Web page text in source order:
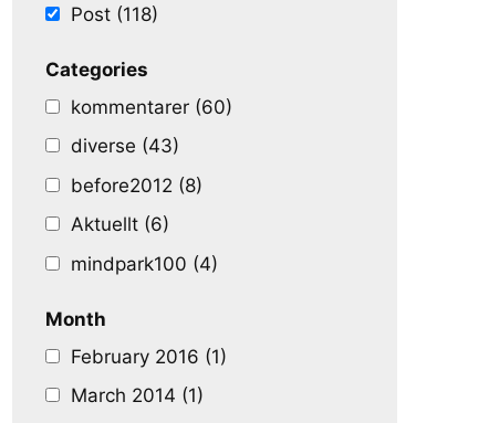
Post (118)
Categories
kommentarer (60)
diverse (43)
before2012 (8)
Aktuellt (6)
mindpark100 (4)
Month
February 2016 (1)
March 2014 (1)